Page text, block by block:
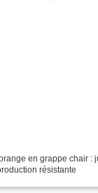
en grappe chair :
résistante